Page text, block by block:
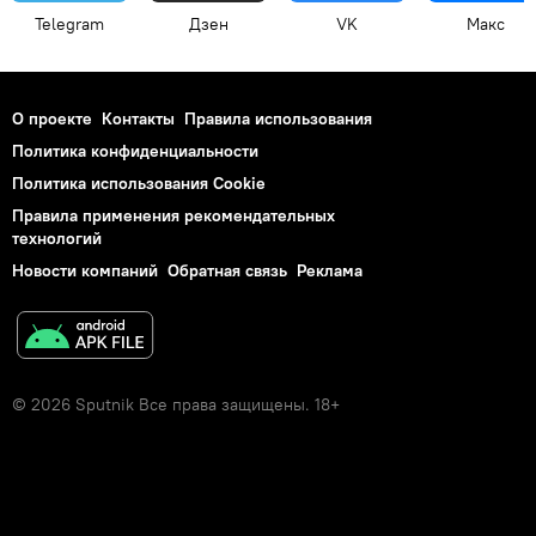
Telegram Дзен VK Макс
О проекте Контакты Правила использования
Политика конфиденциальности
Политика использования Cookie
Правила применения рекомендательных
технологий
Новости компаний Обратная связь Реклама
© 2026 Sputnik Все права защищены. 18+